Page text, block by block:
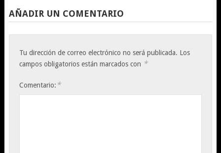
AÑADIR UN COMENTARIO
Tu dirección de correo electrónico no será publicada. Los
campos obligatorios están marcados con *
Comentario: *